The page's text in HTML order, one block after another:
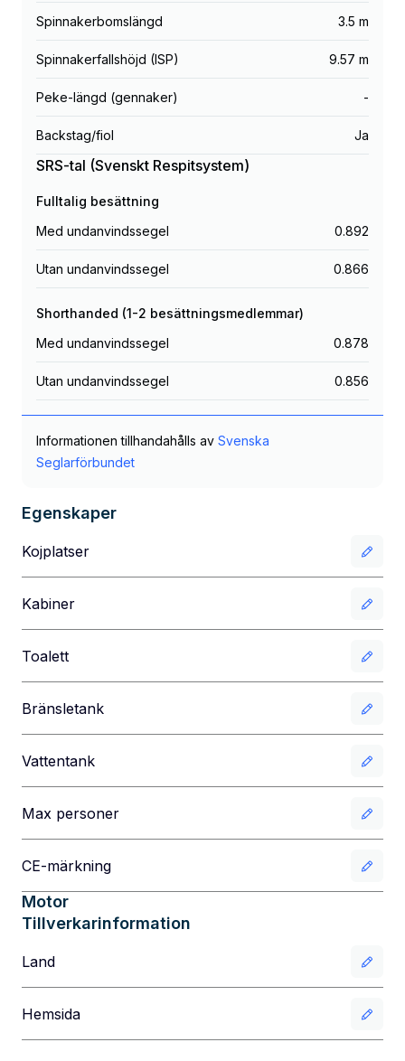
Spinnakerbomslängd 3.5 m
Spinnakerfallshöjd (ISP) 9.57 m
Peke-längd (gennaker) -
Backstag/fiol Ja
SRS-tal (Svenskt Respitsystem)
Fulltalig besättning
Med undanvindssegel
0.892
Utan undanvindssegel 0.866
Shorthanded (1-2 besättningsmedlemmar)
Med undanvindssegel
0.878
Utan undanvindssegel 0.856
Informationen tillhandahålls av Svenska
Seglarförbundet
Egenskaper
Kojplatser
Kabiner
Toalett
Bränsletank
Vattentank
Max personer
CE-märkning
Motor
Tillverkarinformation
Land
Hemsida